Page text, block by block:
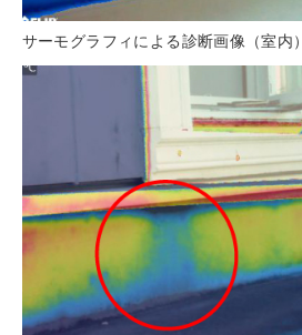
サーモグラフィによる診断画像（室内）